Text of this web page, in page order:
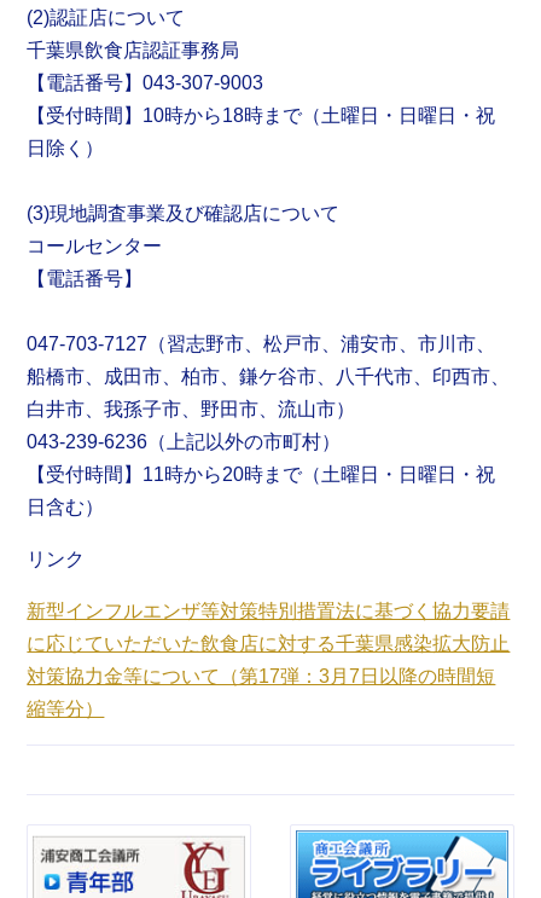
(2)認証店について
千葉県飲食店認証事務局
【電話番号】043-307-9003
【受付時間】10時から18時まで（土曜日・日曜日・祝
日除く）
(3)現地調査事業及び確認店について
コールセンター
【電話番号】
047-703-7127（習志野市、松戸市、浦安市、市川市、
船橋市、成田市、柏市、鎌ケ谷市、八千代市、印西市、
白井市、我孫子市、野田市、流山市）
043-239-6236（上記以外の市町村）
【受付時間】11時から20時まで（土曜日・日曜日・祝
日含む）
リンク
新型インフルエンザ等対策特別措置法に基づく協力要請
に応じていただいた飲食店に対する千葉県感染拡大防止
対策協力金等について（第17弾：3月7日以降の時間短
縮等分）